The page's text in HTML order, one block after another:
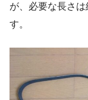
が、必要な長さ
す。